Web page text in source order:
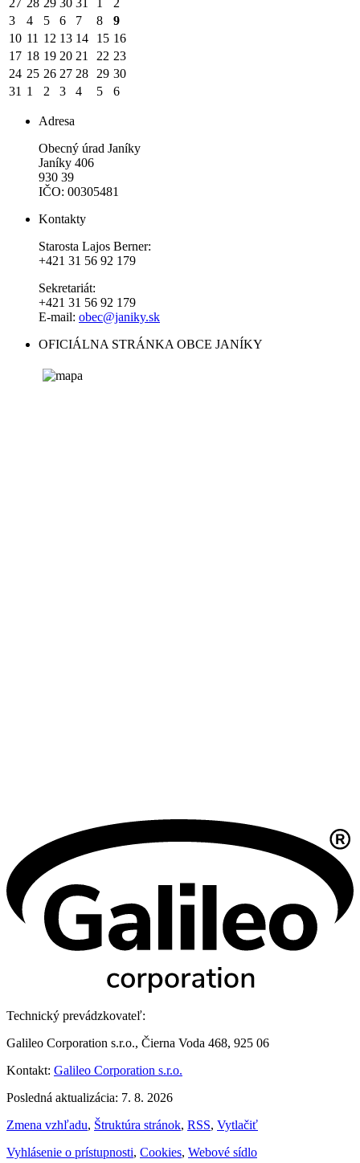
3
4 5 6 7 8
9
10 11 12 13 14 15 16
17 18 19 20 21 22 23
24 25 26 27 28 29 30
31 1 2 3 4 5 6
Adresa
Obecný úrad Janíky
Janíky 406
930 39
IČO: 00305481
Kontakty
Starosta Lajos Berner:
+421 31 56 92 179
Sekretariát:
+421 31 56 92 179
E-mail: obec@janiky.sk
OFICIÁLNA STRÁNKA OBCE JANÍKY
Technický prevádzkovateľ:
Galileo Corporation s.r.o., Čierna Voda 468, 925 06
Kontakt: Galileo Corporation s.r.o.
Posledná aktualizácia: 7. 8. 2026
Zmena vzhľadu, Štruktúra stránok, RSS, Vytlačiť
Vyhlásenie o prístupnosti, Cookies, Webové sídlo